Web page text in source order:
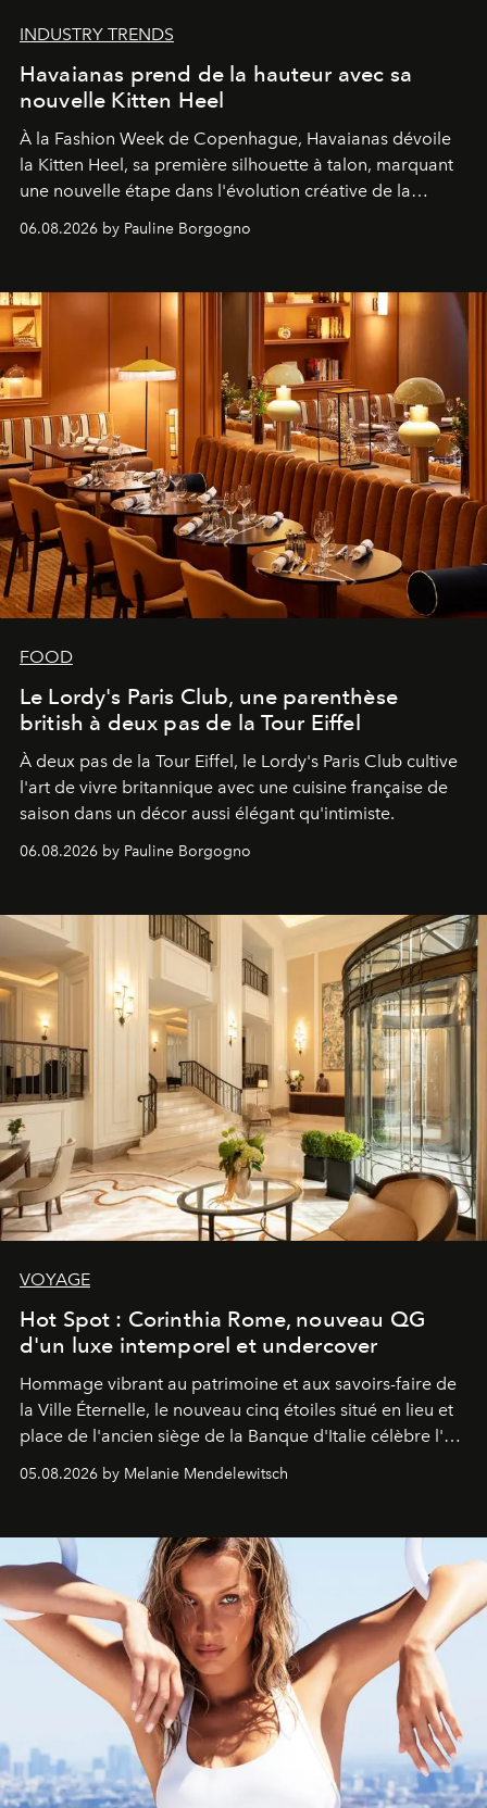
INDUSTRY TRENDS
Havaianas prend de la hauteur avec sa
nouvelle Kitten Heel
À la Fashion Week de Copenhague, Havaianas dévoile
la Kitten Heel, sa première silhouette à talon, marquant
une nouvelle étape dans l'évolution créative de la
06.08.2026 by Pauline Borgogno
FOOD
Le Lordy's Paris Club, une parenthèse
british à deux pas de la Tour Eiffel
À deux pas de la Tour Eiffel, le Lordy's Paris Club cultive
l'art de vivre britannique avec une cuisine française de
saison dans un décor aussi élégant qu'intimiste.
06.08.2026 by Pauline Borgogno
VOYAGE
Hot Spot : Corinthia Rome, nouveau QG
d'un luxe intemporel et undercover
Hommage vibrant au patrimoine et aux savoirs-faire de
la Ville Éternelle, le nouveau cinq étoiles situé en lieu et
place de l'ancien siège de la Banque d'Italie célèbre l'art
de vivre Romain dans toute son élégance intemporelle.
05.08.2026 by Melanie Mendelewitsch